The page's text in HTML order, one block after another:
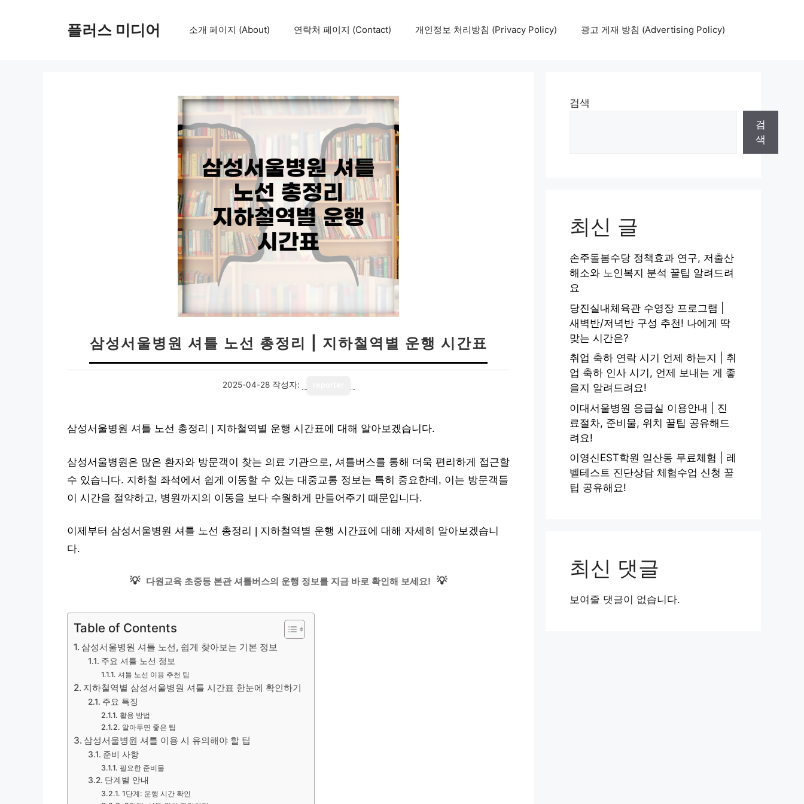
플러스 미디어 소개 페이지 (About) 연락처 페이지 (Contact) 개인정보 처리방침 (Privacy Policy) 광고 게재 방침 (Advertising Policy)
삼성서울병원 셔틀 노선 총정리 | 지하철역별 운행 시간표
2025-04-28 작성자:
삼성서울병원 셔틀 노선 총정리 | 지하철역별 운행 시간표에 대해 알아보겠습니다.
삼성서울병원은 많은 환자와 방문객이 찾는 의료 기관으로, 셔틀버스를 통해 더욱 편리하게 접근할
수 있습니다. 지하철 좌석에서 쉽게 이동할 수 있는 대중교통 정보는 특히 중요한데, 이는 방문객들
이 시간을 절약하고, 병원까지의 이동을 보다 수월하게 만들어주기 때문입니다.
이제부터 삼성서울병원 셔틀 노선 총정리 | 지하철역별 운행 시간표에 대해 자세히 알아보겠습니
다.
💡 다원교육 초중등 본관 셔틀버스의 운행 정보를 지금 바로 확인해 보세요! 💡
Table of Contents
삼성서울병원 셔틀 노선, 쉽게 찾아보는 기본 정보
주요 셔틀 노선 정보
셔틀 노선 이용 추천 팁
지하철역별 삼성서울병원 셔틀 시간표 한눈에 확인하기
주요 특징
활용 방법
알아두면 좋은 팁
삼성서울병원 셔틀 이용 시 유의해야 할 팁
준비 사항
필요한 준비물
단계별 안내
1단계: 운행 시간 확인
검색
검
색
최신 글
손주돌봄수당 정책효과 연구, 저출산
해소와 노인복지 분석 꿀팁 알려드려
요
당진실내체육관 수영장 프로그램 |
새벽반/저녁반 구성 추천! 나에게 딱
맞는 시간은?
취업 축하 연락 시기 언제 하는지 | 취
업 축하 인사 시기, 언제 보내는 게 좋
을지 알려드려요!
이대서울병원 응급실 이용안내 | 진
료절차, 준비물, 위치 꿀팁 공유해드
려요!
이영신EST학원 일산동 무료체험 | 레
벨테스트 진단상담 체험수업 신청 꿀
팁 공유해요!
최신 댓글
보여줄 댓글이 없습니다.